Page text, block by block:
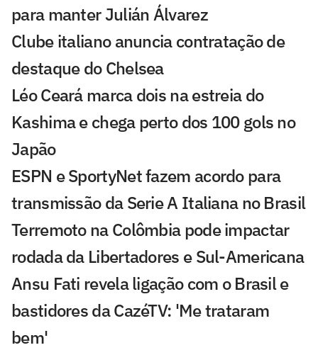
para manter Julián Álvarez
Clube italiano anuncia contratação de
destaque do Chelsea
Léo Ceará marca dois na estreia do
Kashima e chega perto dos 100 gols no
Japão
ESPN e SportyNet fazem acordo para
transmissão da Serie A Italiana no Brasil
Terremoto na Colômbia pode impactar
rodada da Libertadores e Sul-Americana
Ansu Fati revela ligação com o Brasil e
bastidores da CazéTV: 'Me trataram
bem'